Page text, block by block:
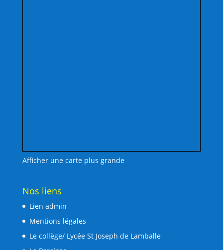
Afficher une carte plus grande
Nos liens
Lien admin
Mentions légales
Le collège/ Lycée St Joseph de Lamballe